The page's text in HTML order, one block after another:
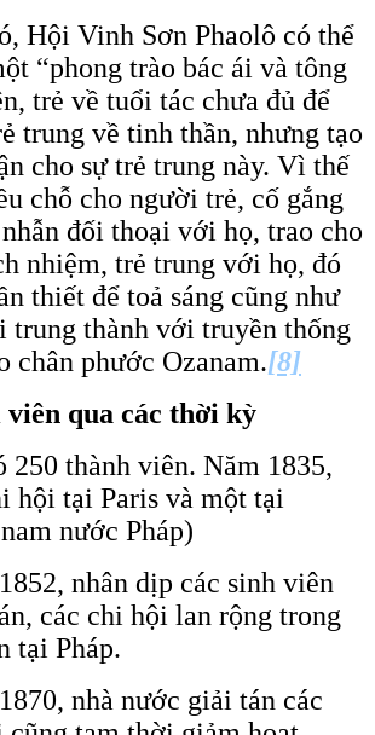
Hội Vinh Sơn Phaolô có thể
“phong trào bác ái và tông
trẻ về tuổi tác chưa đủ để
trung về tinh thần, nhưng tạo
cho sự trẻ trung này. Vì thế
chỗ cho người trẻ, cố gắng
đối thoại với họ, trao cho
nhiệm, trẻ trung với họ, đó
thiết để toả sáng cũng như
trung thành với truyền thống
chân phước Ozanam.[8]
viên qua các thời kỳ
250 thành viên. Năm 1835,
hội tại Paris và một tại
nước Pháp)
nhân dịp các sinh viên
các chi hội lan rộng trong
tại Pháp.
nhà nước giải tán các